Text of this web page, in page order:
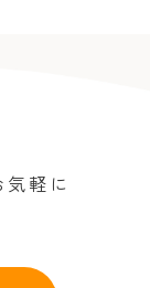
軽に